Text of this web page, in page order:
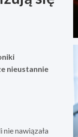
nieustannie
nawiązała